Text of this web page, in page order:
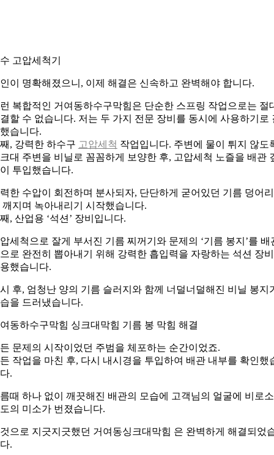
고압세척기
이 명확해졌으니, 이제 해결은 신속하고 완벽해야 합니다.
복합적인 거여동하수구막힘은 단순한 스프링 작업으로는 절
할 수 없습니다. 저는 두 가지 전문 장비를 동시에 사용하기로
습니다.
, 강력한 하수구 고압세척 작업입니다. 주변에 물이 튀지 않도
대 주변을 비닐로 꼼꼼하게 보양한 후, 고압세척 노즐을 배관
투입했습니다.
한 수압이 회전하며 분사되자, 단단하게 굳어있던 기름 덩어
깨지며 녹아내리기 시작했습니다.
, 산업용 ‘석션’ 장비입니다.
세척으로 잘게 부서진 기름 찌꺼기와 문제의 ‘기름 봉지’를 배
로 완전히 뽑아내기 위해 강력한 흡입력을 자랑하는 석션 장
했습니다.
후, 엄청난 양의 기름 슬러지와 함께 너덜너덜해진 비닐 봉지
을 드러냈습니다.
동하수구막힘 싱크대막힘 기름 봉 막힘 해결
문제의 시작이었던 주범을 체포하는 순간이었죠.
작업을 마친 후, 다시 내시경을 투입하여 배관 내부를 확인했
.
때 하나 없이 깨끗해진 배관의 모습에 고객님의 얼굴에 비로소
의 미소가 번졌습니다.
으로 지긋지긋했던 거여동싱크대막힘 은 완벽하게 해결되었
.